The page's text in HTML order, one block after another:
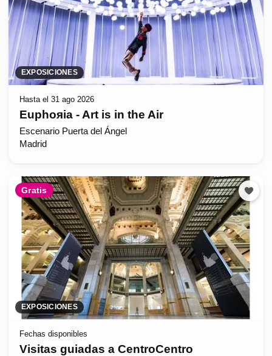
EXPOSICIONES
Hasta el 31 ago 2026
Euphoяia - Art is in the Air
Escenario Puerta del Ángel
Madrid
Gratis
EXPOSICIONES
Fechas disponibles
Visitas guiadas a CentroCentro